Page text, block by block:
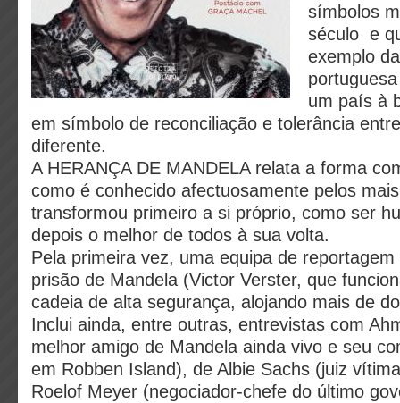
símbolos
século e
exemplo
um país à
em símbolo de reconciliação e tolerância
diferente.
A HERANÇA DE MANDELA relata a forma
como é conhecido afectuosamente pelos
transformou primeiro a si próprio, como ser
depois o melhor de todos à sua volta.
Pela primeira vez, uma equipa de
prisão de Mandela (Victor Verster, que
cadeia de alta segurança, alojando mais de
Inclui ainda, entre outras, entrevistas com
melhor amigo de Mandela ainda vivo e seu
em Robben Island), de Albie Sachs (juiz
Roelof Meyer (negociador-chefe do último